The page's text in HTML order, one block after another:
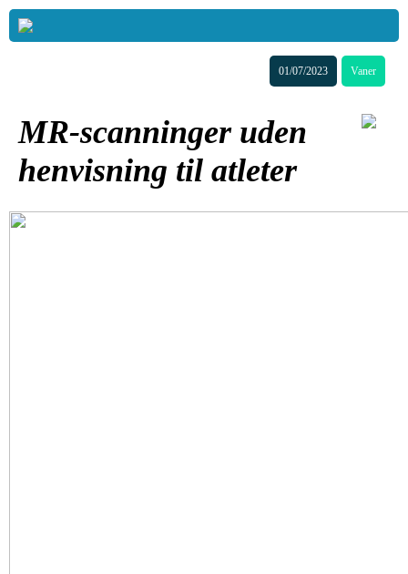
01/07/2023 Vaner
MR-scanninger uden
henvisning til atleter